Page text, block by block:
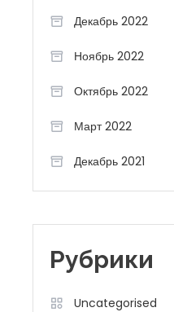
Декабрь 2022
Ноябрь 2022
Октябрь 2022
Март 2022
Декабрь 2021
Рубрики
Uncategorised